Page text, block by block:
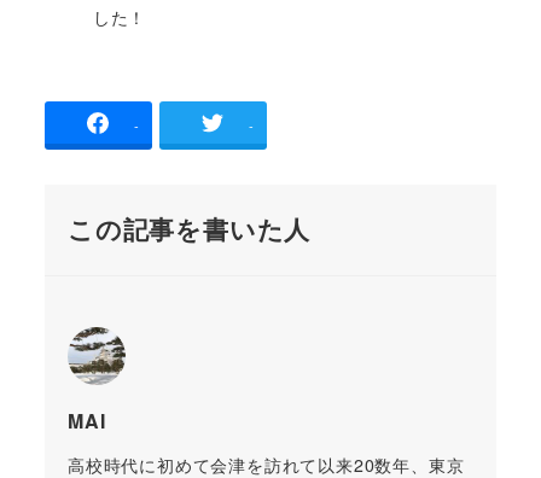
した！
- -
この記事を書いた人
MAI
高校時代に初めて会津を訪れて以来20数年、東京